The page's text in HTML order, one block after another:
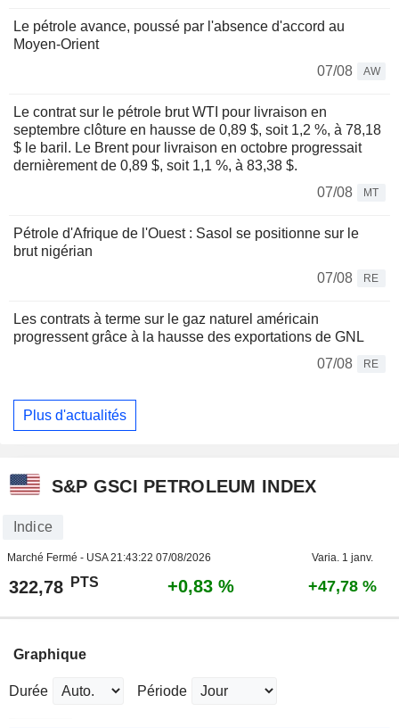
Le pétrole avance, poussé par l'absence d'accord au
Moyen-Orient
07/08
AW
Le contrat sur le pétrole brut WTI pour livraison en
septembre clôture en hausse de 0,89 $, soit 1,2 %, à 78,18
$ le baril. Le Brent pour livraison en octobre progressait
dernièrement de 0,89 $, soit 1,1 %, à 83,38 $.
07/08
MT
Pétrole d'Afrique de l'Ouest : Sasol se positionne sur le
brut nigérian
07/08
RE
Les contrats à terme sur le gaz naturel américain
progressent grâce à la hausse des exportations de GNL
07/08
RE
Plus d'actualités
S&P GSCI PETROLEUM INDEX
Indice
Marché Fermé - USA21:43:22 07/08/2026 Varia. 1 janv.
322,78 PTS +0,83 % +47,78 %
Graphique
Durée Période